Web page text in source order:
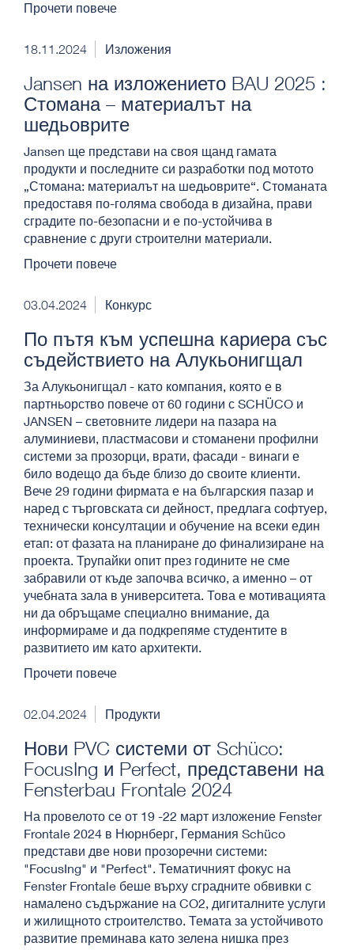
Прочети повече
18.11.2024 Изложения
Jansen на изложението BAU 2025 :
Стомана – материалът на
шедьоврите
Jansen ще представи на своя щанд гамата
продукти и последните си разработки под мотото
„Стомана: материалът на шедьоврите“. Стоманата
предоставя по-голяма свобода в дизайна, прави
сградите по-безопасни и е по-устойчива в
сравнение с други строителни материали.
Прочети повече
03.04.2024 Конкурс
По пътя към успешна кариера със
съдействието на Алукьонигщал
За Алукьонигщал - като компания, която е в
партньорство повече от 60 години с SCHÜCO и
JANSEN – световните лидери на пазара на
алуминиеви, пластмасови и стоманени профилни
системи за прозорци, врати, фасади - винаги е
било водещо да бъде близо до своите клиенти.
Вече 29 години фирмата е на българския пазар и
наред с търговската си дейност, предлага софтуер,
технически консултации и обучение на всеки един
етап: от фазата на планиране до финализиране на
проекта. Трупайки опит през годините не сме
забравили от къде започва всичко, а именно – от
учебната зала в университета. Това е мотивацията
ни да обръщаме специално внимание, да
информираме и да подкрепяме студентите в
развитието им като архитекти.
Прочети повече
02.04.2024 Продукти
Нови PVC системи от Schüco:
FocusIng и Perfect, представени на
Fensterbau Frontale 2024
На провелото се от 19 -22 март изложение Fenster
Frontale 2024 в Нюрнберг, Германия Schüco
представи две нови прозоречни системи:
"FocusIng" и "Perfect". Тематичният фокус на
Fenster Frontale беше върху сградните обвивки с
намалено съдържание на CO2, дигиталните услуги
и жилищното строителство. Темата за устойчивото
развитие преминава като зелена нишка през